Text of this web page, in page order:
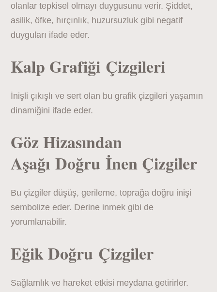
olanlar tepkisel olmayı duygusunu verir. Şiddet,
asilik, öfke, hırçınlık, huzursuzluk gibi negatif
duyguları ifade eder.
Kalp Grafiği Çizgileri
İnişli çıkışlı ve sert olan bu grafik çizgileri yaşamın
dinamiğini ifade eder.
Göz Hizasından
Aşağı Doğru İnen Çizgiler
Bu çizgiler düşüş, gerileme, toprağa doğru inişi
sembolize eder. Derine inmek gibi de
yorumlanabilir.
Eğik Doğru Çizgiler
Sağlamlık ve hareket etkisi meydana getirirler.